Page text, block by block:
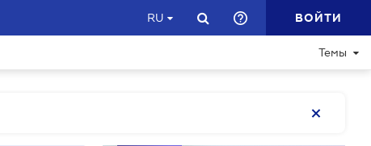
RU ВОЙТИ
Темы